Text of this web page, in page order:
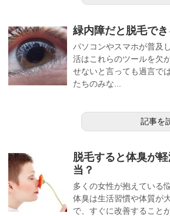
緑内障だと脱毛で
パソコンやスマホが普及
活はこれらのツールを欠
せないと言っても過言で
たちのみな...
記事を
脱毛すると体臭が
当？
多くの女性が抱えている
体臭は生活習慣や体質が
で、すぐに改善すること